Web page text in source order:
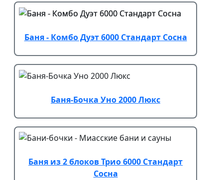
Баня - Комбо Дуэт 6000 Стандарт Сосна
Баня-Бочка Уно 2000 Люкс
Баня из 2 блоков Трио 6000 Стандарт
Сосна